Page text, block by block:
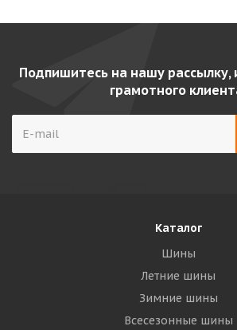
Подпишитесь на нашу рассылку,
грамотного
Каталог
Шины
Летние шины
Зимние шины
Всесезонные шины